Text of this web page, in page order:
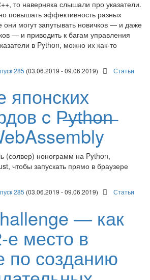
то наверняка слышали про указатели.
повышать эффективность разных
они могут запутывать новичков — и даже
— и приводить к багам управления
в Python, можно их как-то
285 (03.06.2019 - 09.06.2019) Статьи
японских
c P̶y̶t̶h̶o̶̶n̶
(солвер) нонограмм на Python,
чтобы запускать прямо в браузере
285 (03.06.2019 - 09.06.2019) Статьи
— как
е место в
по созданию